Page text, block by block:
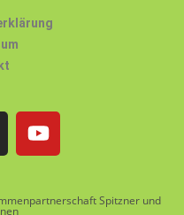
Spitzner und